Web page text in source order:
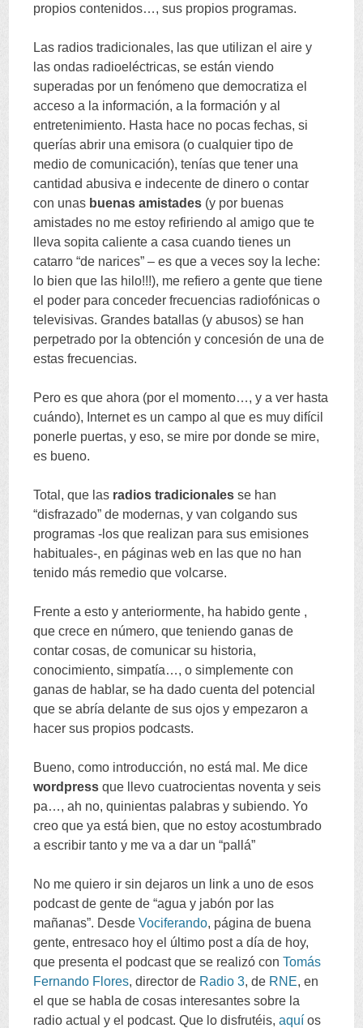
propios contenidos…,sus propios programas.
Las radios tradicionales, las que utilizan el aire y
las ondas radioeléctricas,se están viendo
superadas por un fenómeno que democratiza el
acceso a la información,a la formación y al
entretenimiento. Hasta hace no pocas fechas,si
querías abrir una emisora (o cualquier tipo de
medio de comunicación),tenías que tener una
cantidad abusiva e indecente de dinero o contar
con unas buenas amistades (y por buenas
amistades no me estoy refiriendo al amigo que te
lleva sopita caliente a casa cuando tienes un
catarro “de narices” –es que a veces soy la leche:
lo bien que las hilo!!!), me refiero a gente que tiene
el poder para conceder frecuencias radiofónicas o
televisivas.Grandes batallas (y abusos)se han
perpetrado por la obtención y concesión de una de
estas frecuencias.
Pero es que ahora (por el momento…,y a ver hasta
cuándo), Internet es un campo al que es muy difícil
ponerle puertas,y eso,se mire por donde se mire,
es bueno.
Total ,que las radios tradicionales se han
“disfrazado”de modernas,y van colgando sus
programas -los que realizan para sus emisiones
habituales-,en páginas web en las que no han
tenido más remedio que volcarse.
Frente a esto y anteriormente, ha habido gente ,
que crece en número,que teniendo ganas de
contar cosas,de comunicar su historia,
conocimiento,simpatía…,o simplemente con
ganas de hablar,se ha dado cuenta del potencial
que se abría delante de sus ojos y empezaron a
hacer sus propios podcasts.
Bueno,como introducción, no está mal . Me dice
wordpress que llevo cuatrocientas noventa y seis
pa…,ah no,quinientas palabras y subiendo.Yo
creo que ya está bien,que no estoy acostumbrado
a escribir tanto y me va a dar un “pallá”
No me quiero ir sin dejaros un link a uno de esos
podcast de gente de “agua y jabón por las
mañanas”. Desde Vociferando, página de buena
gente,entresaco hoy el último post a día de hoy,
que presenta el podcast que se realizó con Tomás
Fernando Flores,director de Radio 3,de RNE,en
el que se habla de cosas interesantes sobre la
radio actual y el podcast.Que lo disfrutéis,aquí os